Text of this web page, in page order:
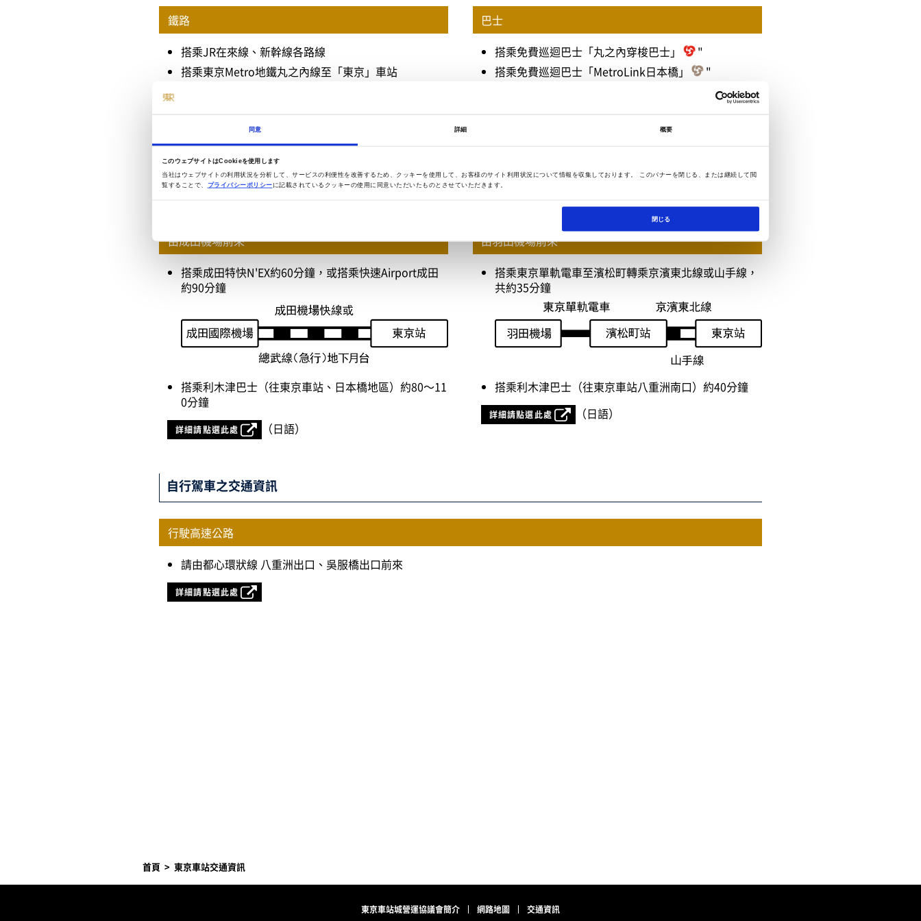
同意 詳細 概要
このウェブサイトはCookieを使用します
当社はウェブサイトの利用状況を分析して、サービスの利便性を改善するため、クッキーを使用して、お客様のサイト利用状況について情報を収集しております。 このバナーを閉じる、または継続して閲
覧することで、 プライバシーポリシー に記載されているクッキーの使用に同意いただいたものとさせていただきます。
閉じる
鐵路
搭乘JR在來線、新幹線各路線
搭乘東京Metro地鐵丸之內線至「東京」車站
巴士
搭乘免費巡迴巴士「丸之內穿梭巴士」
"
搭乘免費巡迴巴士「MetroLink日本橋」
"
由機場前來之交通資訊
由成田機場前來
搭乘成田特快N'EX約60分鐘，或搭乘快速Airport成田
約90分鐘
搭乘利木津巴士（往東京車站、日本橋地區）約80～11
0分鐘
詳細請點選此處 （日語）
由羽田機場前來
搭乘東京單軌電車至濱松町轉乘京濱東北線或山手線，
共約35分鐘
搭乘利木津巴士（往東京車站八重洲南口）約40分鐘
詳細請點選此處 （日語）
自行駕車之交通資訊
行駛高速公路
請由都心環狀線 八重洲出口、吳服橋出口前來
詳細請點選此處
首頁 東京車站交通資訊
東京車站城營運協議會簡介 網路地圖 交通資訊